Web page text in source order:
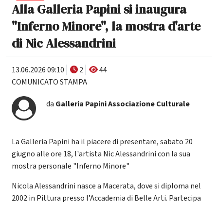
Alla Galleria Papini si inaugura
"Inferno Minore", la mostra d'arte
di Nic Alessandrini
13.06.2026 09:10 2
44
COMUNICATO STAMPA
da Galleria Papini Associazione Culturale
La Galleria Papini ha il piacere di presentare, sabato 20
giugno alle ore 18, l'artista Nic Alessandrini con la sua
mostra personale "Inferno Minore"
Nicola Alessandrini nasce a Macerata, dove si diploma nel
2002 in Pittura presso l’Accademia di Belle Arti. Partecipa